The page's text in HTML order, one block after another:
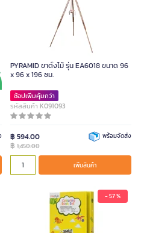
PYRAMID ขาตั้งไม้ รุ่น EA6018 ขนาด 96
x 96 x 196 ซม.
ช้อปเพิ่มคุ้มกว่า
รหัสสินค้า K091093
฿ 594.00
฿ 1,450.00
พร้อมจัดส่ง
เพิ่มสินค้า
- 57 %